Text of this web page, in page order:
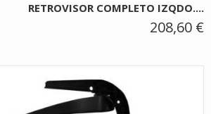
RETROVISOR COMPLETO IZQDO....
208,60 €